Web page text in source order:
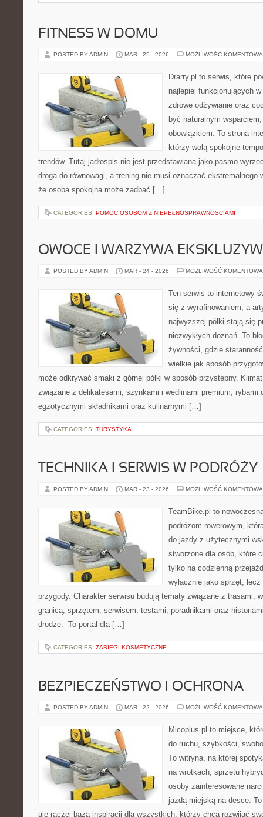
FITNESS W DOMU
POSTED BY ADMIN MAR - 25 - 2026 MOŻLIWOŚĆ
Drarry.pl to serwis, które
najlepiej funkcjonujących
zdrowe odżywianie oraz
być naturalnym
obowiązkiem. To strona
którzy wolą spokojne
trendów. Tutaj jadłospis nie jest przedstawiana jako pasmo
droga do równowagi, a trening nie musi oznaczać ekstremalnego
że osoba spokojna może zadbać […]
CATEGORIES: POMOC OSOBOM Z NIEPEŁNOSPRAWNOŚCIAMI
OWOCE I WARZYWA
POSTED BY ADMIN MAR - 24 - 2026 MOŻLIWOŚĆ
Ten serwis to internetowy
się z wyrafinowaniem, a
najwyższej półki stają się
niezwykłych doznań. To
żywności, gdzie
wielkie jak sposób
może odkrywać smaki z górnej półki w sposób przystępny.
związane z delikatesami, szynkami i wędlinami premium, rybami
egzotycznymi składnikami oraz kulinarnymi […]
CATEGORIES: TURYSTYKA
TECHNIKA I SERWIS W PODRÓŻY
POSTED BY ADMIN MAR - 23 - 2026 MOŻLIWOŚĆ
TeamBike.pl to
podróżom rowerowym,
do jazdy z użytecznymi
stworzone dla osób, które
tylko na codzienną
wyłącznie jako sprzęt,
przygody. Charakter serwisu budują tematy związane z trasami,
granicą, sprzętem, serwisem, testami, poradnikami oraz
drodze. To portal dla […]
CATEGORIES: ZABIEGI KOSMETYCZNE
BEZPIECZEŃSTWO I OCHRONA
POSTED BY ADMIN MAR - 22 - 2026 MOŻLIWOŚĆ
Micoplus.pl to miejsce,
do ruchu, szybkości,
To witryna, na której
na wrotkach, sprzętu
osoby zainteresowane
jazdą miejską na desce.
ale raczej baza inspiracji dla wszystkich, którzy chcą rozwijać